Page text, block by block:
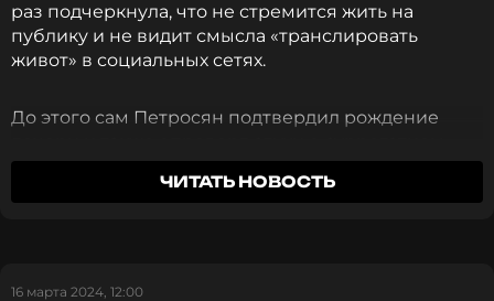
раз подчеркнула, что не стремится жить на
публику и не видит смысла «транслировать
живот» в социальных сетях.
До этого сам Петросян подтвердил рождение
материнстве, призвав общественность не
распространять недостоверную информацию.
ЧИТАТЬ НОВОСТЬ
16 марта 2024, 12:00